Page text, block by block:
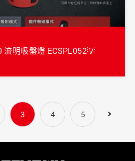
流明吸盤燈 ECSPL052💡
3 4 5